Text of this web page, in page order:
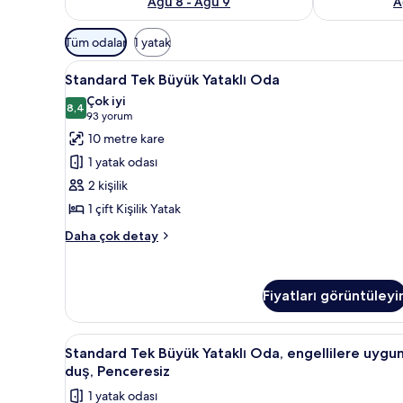
Odalar
için
mevcut
filtreler
Tüm odalar 1 yatak
Standard
Tek
Büyük
Yataklı
Oda
için
tüm
fotoğrafları
görün
7
Standard Tek Büyük Yataklı Oda
8,48,4 / 10
Çok iyi
93 yorum
(93
yorum)
10 metre kare
1 yatak odası
2 kişilik
1 çift Kişilik Yatak
Daha çok detay
Standard
hakkında
daha
fazla
detay
Fiyatları
Standard
Tek
Büyük
11
Standard Tek Büyük Yataklı Oda, engellilere uygun
duş, Penceresiz
1 yatak odası